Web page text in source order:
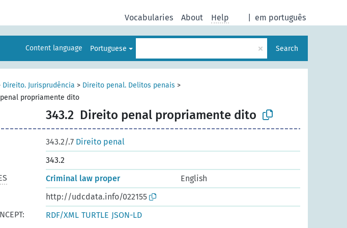
em português
Vocabularies About Help
Content language Portuguese × Search
Direito. Jurisprudência > Direito penal. Delitos penais >
propriamente dito
343.2 Direito penal propriamente dito
343.2/.7 Direito penal
343.2
Criminal law proper
English
http://udcdata.info/022155
RDF/XML TURTLE JSON-LD